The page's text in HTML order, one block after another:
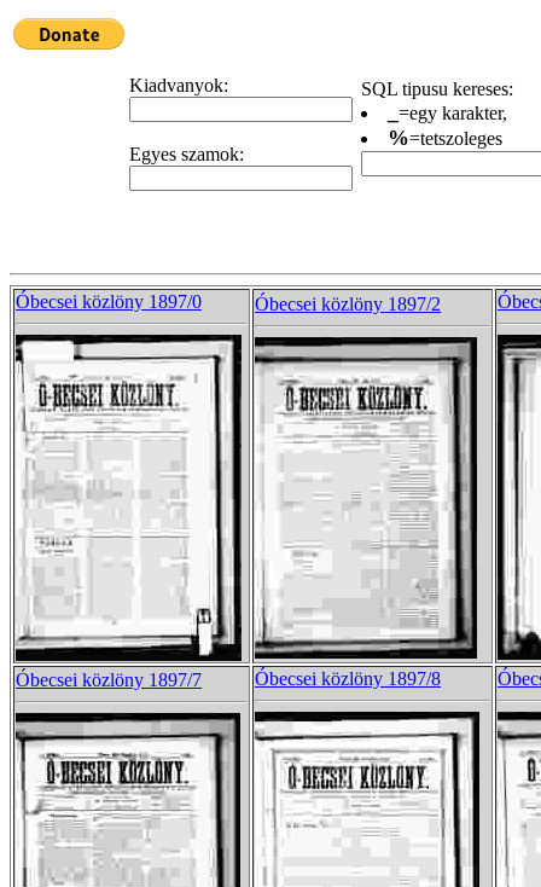
Kiadvanyok:
Egyes szamok:
SQL tipusu kereses:
=egy karakter,
%=tetszoleges
Óbecsei közlöny 1897/0 Óbecsei közlöny 1897/2
Óbecsei közlöny 1897/7 Óbecsei közlöny 1897/8